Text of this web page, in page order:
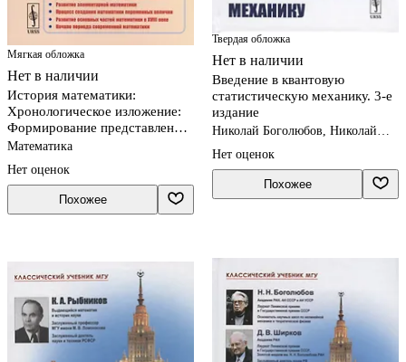
Мягкая обложка
Нет в наличии
История математики:
Хронологическое изложение:
Формирование представлений
и первых теорий. Развитие
Математика
Нет оценок
Похожее
Твердая обложка
Нет в наличии
Введение в квантовую
статистическую механику. 3-е
издание
Николай Боголюбов, Николай
Нет оценок
Похожее